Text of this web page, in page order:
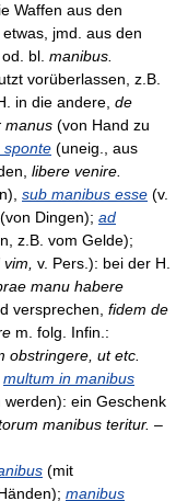
Waffen aus den
etwas, jmd. aus den
od. bl. manibus.
vorüberlassen, z.B.
in die andere, de
manus (von Hand zu
sponte (uneig., aus
libere venire.
sub manibus esse (v.
(von Dingen); ad
z.B. vom Gelde);
v. Pers.): bei der H.
manu habere
versprechen, fidem de
m. folg. Infin.:
obstringere, ut etc.
multum in manibus
ein Geschenk
manibus teritur. –
(mit
manibus